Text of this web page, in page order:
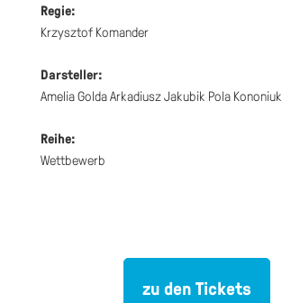
Regie:
Krzysztof Komander
Darsteller:
Amelia Golda Arkadiusz Jakubik Pola Kononiuk
Reihe:
Wettbewerb
zu den Tickets